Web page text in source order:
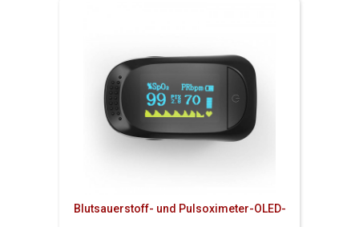
Blutsauerstoff- und Pulsoximeter-OLED-